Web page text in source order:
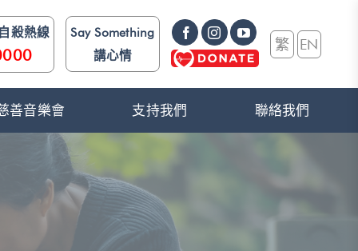
殺熱線
Say Something
講心情
繁 EN
善音樂會 支持我們 聯絡我們